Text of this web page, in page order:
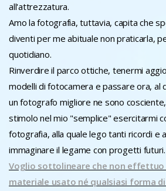
all'attrezzatura.
Amo la fotografia, tuttavia, capita che
diventi per me abituale non praticarla,
quotidiano.
Rinverdire il parco ottiche, tenermi
modelli di fotocamera e passare ora, al
un fotografo migliore ne sono
stimolo nel mio "semplice" esercitarmi
fotografia, alla quale lego tanti ricordi e
immaginare il legame con progetti futuri.
Voglio sottolineare che non effettuo
materiale usato né qualsiasi forma